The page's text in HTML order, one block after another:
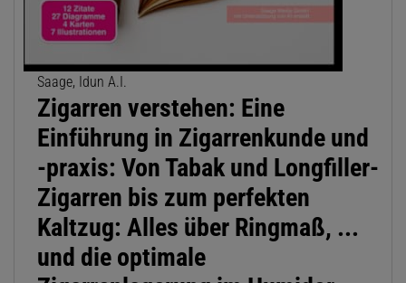
Saage, Idun A.I.
Zigarren verstehen: Eine
Einführung in Zigarrenkunde und
-praxis: Von Tabak und Longfiller-
Zigarren bis zum perfekten
Kaltzug: Alles über Ringmaß, ...
und die optimale